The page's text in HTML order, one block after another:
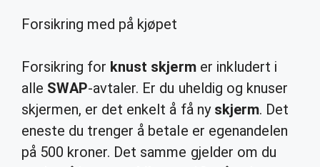
Forsikring med på kjøpet
Forsikring for knust skjermer inkludert i
alle SWAP-avtaler. Er du uheldig og knuser
skjermen, er det enkelt å få ny skjerm. Det
eneste du trenger å betale er egenandelen
på 500 kroner. Det samme gjelder om du